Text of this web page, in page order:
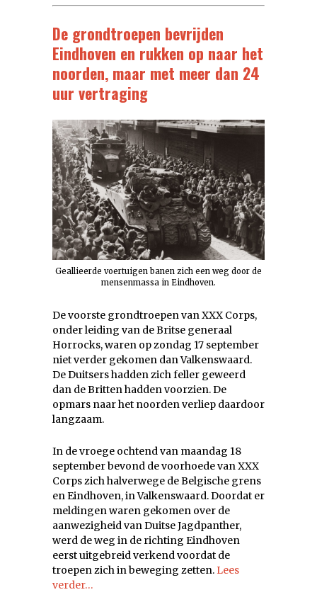
De grondtroepen bevrijden
Eindhoven en rukken op naar het
noorden, maar met meer dan 24
uur vertraging
Geallieerde voertuigen banen zich een weg door de
mensenmassa in Eindhoven.
De voorste grondtroepen van XXX Corps,
onder leiding van de Britse generaal
Horrocks, waren op zondag 17 september
niet verder gekomen dan Valkenswaard.
De Duitsers hadden zich feller geweerd
dan de Britten hadden voorzien. De
opmars naar het noorden verliep daardoor
langzaam.
In de vroege ochtend van maandag 18
september bevond de voorhoede van XXX
Corps zich halverwege de Belgische grens
en Eindhoven, in Valkenswaard. Doordat er
meldingen waren gekomen over de
aanwezigheid van Duitse Jagdpanther,
werd de weg in de richting Eindhoven
eerst uitgebreid verkend voordat de
troepen zich in beweging zetten. Lees
verder…